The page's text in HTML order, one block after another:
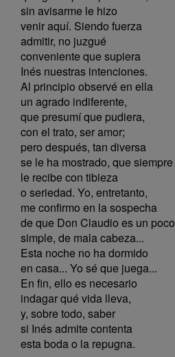
sin avisarme le hizo
venir aquí. Siendo fuerza
admitir, no juzgué
conveniente que supiera
Inés nuestras intenciones.
Al principio observé en ella
un agrado indiferente,
que presumí que pudiera,
con el trato, ser amor;
pero después, tan diversa
se le ha mostrado, que siempre
le recibe con tibieza
o seriedad. Yo, entretanto,
me confirmo en la sospecha
de que Don Claudio es un poco
simple, de mala cabeza...
Esta noche no ha dormido
en casa... Yo sé que juega...
En fin, ello es necesario
indagar qué vida lleva,
y, sobre todo, saber
si Inés admite contenta
esta boda o la repugna.